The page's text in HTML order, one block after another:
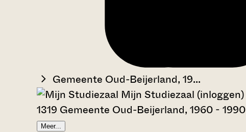
Gemeente Oud-Beijerland, 19...
Mijn Studiezaal (inloggen)
1319 Gemeente Oud-Beijerland, 1960 - 1990
Meer...